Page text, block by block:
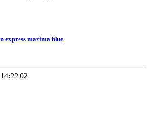
express maxima blue